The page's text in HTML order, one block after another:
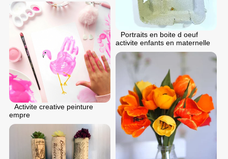
Portraits en boite d oeuf
activite enfants en maternelle
Activite creative peinture
empre